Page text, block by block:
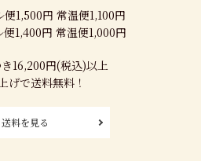
1,500円 常温便1,100円
1,400円 常温便1,000円
16,200円(税込)以上
げで送料無料！
送料を見る